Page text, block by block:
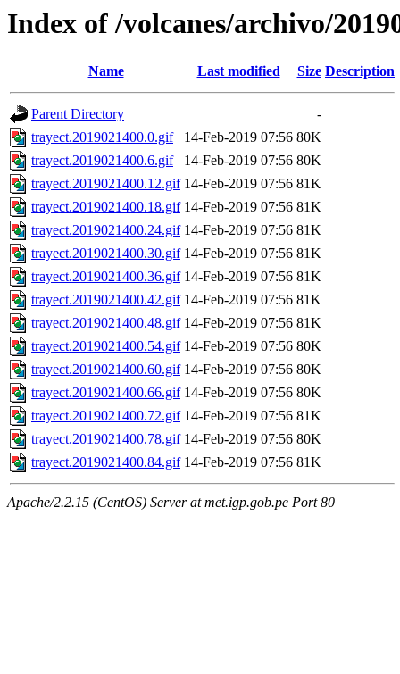
Index of /volcanes/archivo/
Name Last modified Size Description
Parent Directory
-
trayect.2019021400.0.gif
14-Feb-2019 07:56 80K
trayect.2019021400.6.gif
14-Feb-2019 07:56 80K
trayect.2019021400.12.gif 14-Feb-2019 07:56 81K
trayect.2019021400.18.gif 14-Feb-2019 07:56 81K
trayect.2019021400.24.gif 14-Feb-2019 07:56 81K
trayect.2019021400.30.gif 14-Feb-2019 07:56 81K
trayect.2019021400.36.gif 14-Feb-2019 07:56 81K
trayect.2019021400.42.gif 14-Feb-2019 07:56 81K
trayect.2019021400.48.gif 14-Feb-2019 07:56 81K
trayect.2019021400.54.gif 14-Feb-2019 07:56 80K
trayect.2019021400.60.gif 14-Feb-2019 07:56 80K
trayect.2019021400.66.gif 14-Feb-2019 07:56 80K
trayect.2019021400.72.gif 14-Feb-2019 07:56 81K
trayect.2019021400.78.gif 14-Feb-2019 07:56 80K
trayect.2019021400.84.gif 14-Feb-2019 07:56 81K
Apache/2.2.15 (CentOS) Server at met.igp.gob.pe Port 80